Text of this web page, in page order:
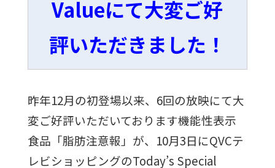
Valueにて大変ご好
評いただきました！
昨年12月の初登場以来、6回の放映にて大
変ご好評いただいております機能性表示
食品「脂肪注意報」が、10月3日にQVCテ
レビショッピングのToday’s Special